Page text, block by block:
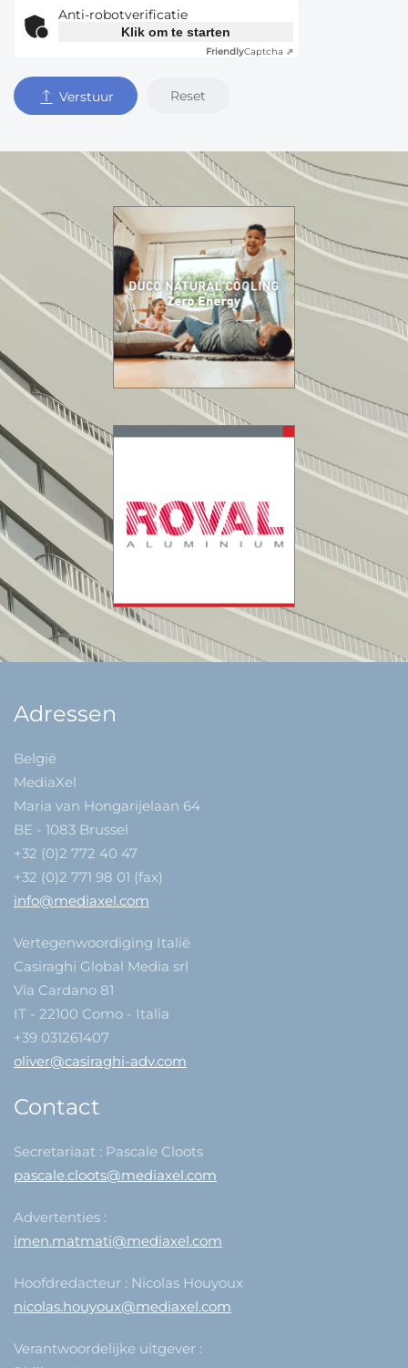
Anti-robotverificatie
Klik om te starten
FriendlyCaptcha ⇗
Verstuur Reset
Adressen
België
MediaXel
Maria van Hongarijelaan 64
BE - 1083 Brussel
+32 (0)2 772 40 47
+32 (0)2 771 98 01 (fax)
info@mediaxel.com
Vertegenwoordiging Italië
Casiraghi Global Media srl
Via Cardano 81
IT - 22100 Como - Italia
+39 031261407
oliver@casiraghi-adv.com
Contact
Secretariaat : Pascale Cloots
pascale.cloots@mediaxel.com
Advertenties :
imen.matmati@mediaxel.com
Hoofdredacteur : Nicolas Houyoux
nicolas.houyoux@mediaxel.com
Verantwoordelijke uitgever :